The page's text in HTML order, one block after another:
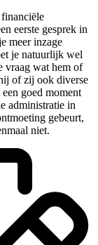
eerste gesprek in
meer inzage
je natuurlijk wel
vraag wat hem of
of zij ook diverse
goed moment
administratie in
gebeurt,
niet.